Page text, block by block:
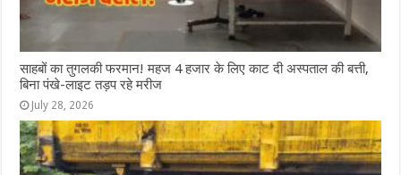
साहबों का तुगलकी फरमान! महज 4 हजार के लिए काट दी अस्पताल की बत्ती,
बिना पंखे-लाइट तड़प रहे मरीज
July 28, 2026